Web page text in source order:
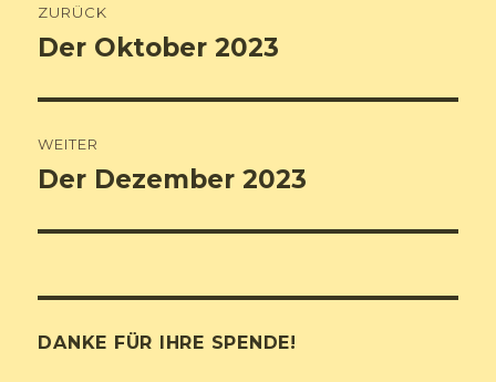
Navigation
ZURÜCK
Vorheriger
Der Oktober 2023
WEITER
Nächster
Der Dezember 2023
DANKE FÜR IHRE SPENDE!